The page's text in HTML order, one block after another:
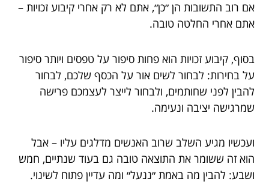
אם רוב התשובות הן ״כן״, אתם לא רק אחרי קיבוע זכויות –
אתם אחרי החלטה טובה.
בסוף, קיבוע זכויות הוא פחות סיפור על טפסים ויותר סיפור
על בחירות: לבחור לשים אור על הכסף שלכם, לבחור
להבין לפני שחותמים, ולבחור לייצר לעצמכם פרישה
שמרגישה יציבה ונעימה.
ועכשיו מגיע השלב שרוב האנשים מדלגים עליו – אבל
הוא זה ששומר את התוצאה טובה גם בעוד שנתיים, חמש
ושבע: להבין מה באמת ״ננעל״ ומה עדיין פתוח לשינוי.